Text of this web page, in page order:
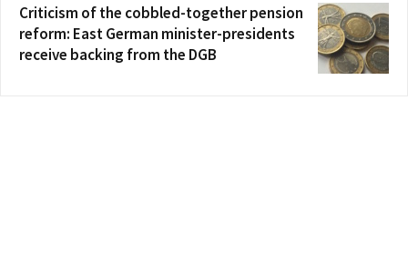
Criticism of the cobbled-together pension
reform: East German minister-presidents
receive backing from the DGB